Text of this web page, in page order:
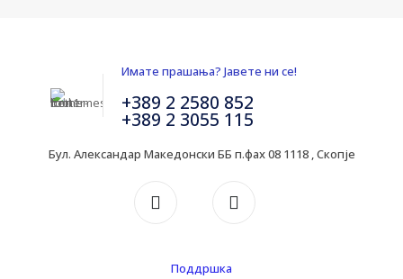
Имате прашања? Јавете ни се!
+389 2 2580 852
+389 2 3055 115
Бул. Александар Македонски ББ п.фах 08 1118 , Скопје
Поддршка